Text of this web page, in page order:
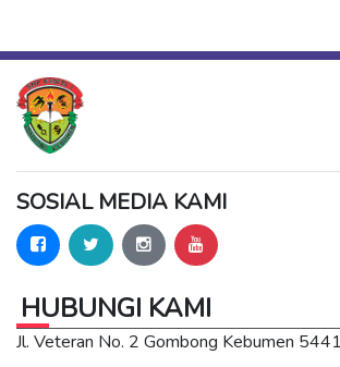
SOSIAL MEDIA KAMI
HUBUNGI KAMI
Jl. Veteran No. 2 Gombong Kebumen